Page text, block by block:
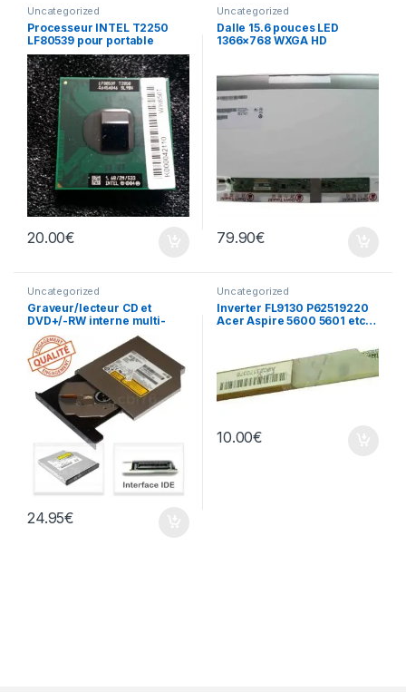
Uncategorized
Processeur INTEL T2250
LF80539 pour portable
20.00€
Uncategorized
Dalle 15.6 pouces LED
1366×768 WXGA HD
79.90€
Uncategorized
Graveur/lecteur CD et
DVD+/-RW interne multi-
recorder portable UJ-850
24.95€
Uncategorized
Inverter FL9130 P62519220
Acer Aspire 5600 5601 etc…
10.00€